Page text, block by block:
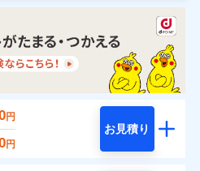
円
円
お見積り